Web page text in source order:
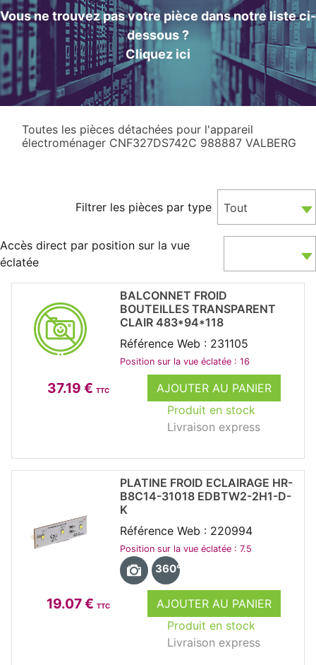
Vous ne trouvez pas votre pièce dans notre liste ci-
dessous ?
Cliquez ici
Toutes les pièces détachées pour l'appareil
électroménager CNF327DS742C 988887 VALBERG
Filtrer les pièces par type Tout
Accès direct par position sur la vue
éclatée
37.19 € TTC
AJOUTER AU PANIER
Produit en stock
Livraison express
BALCONNET FROID
BOUTEILLES TRANSPARENT
CLAIR 483*94*118
Référence Web : 231105
Position sur la vue éclatée : 16
19.07 € TTC
AJOUTER AU PANIER
Produit en stock
Livraison express
PLATINE FROID ECLAIRAGE HR-
B8C14-31018 EDBTW2-2H1-D-
K
Référence Web : 220994
Position sur la vue éclatée : 7.5
360°